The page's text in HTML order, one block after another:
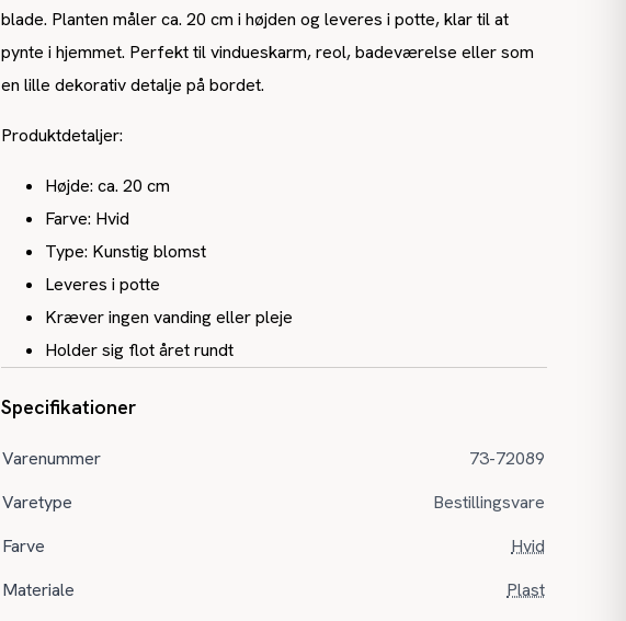
blade. Planten måler ca. 20 cm i højden og leveres i potte, klar til at
pynte i hjemmet. Perfekt til vindueskarm, reol, badeværelse eller som
en lille dekorativ detalje på bordet.
Produktdetaljer:
Højde: ca. 20 cm
Farve: Hvid
Type: Kunstig blomst
Leveres i potte
Kræver ingen vanding eller pleje
Holder sig flot året rundt
Specifikationer
Varenummer
73-72089
Varetype
Bestillingsvare
Farve
Hvid
Materiale
Plast